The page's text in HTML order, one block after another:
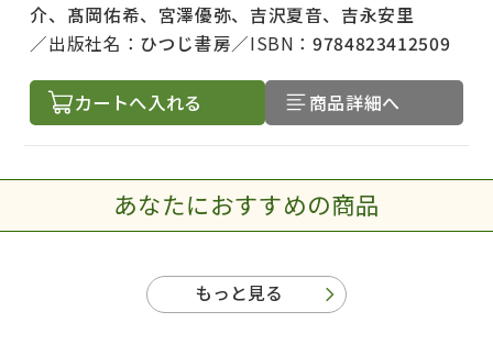
介、髙岡佑希、宮澤優弥、吉沢夏音、吉永安里
出版社名： ひつじ書房 ISBN：9784823412509
カートへ入れる 商品詳細へ
あなたにおすすめの商品
もっと見る